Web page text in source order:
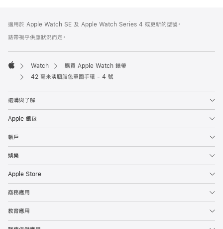
腳
腳
適用於 Apple Watch SE 及 Apple Watch Series 4 或更新的型號。
錶帶視乎供應狀況而定。
Apple
Watch
購買 Apple Watch 錶帶
42 毫米淡胭脂色單圈手環 - 4 號
選購與了解
Apple 銀包
帳戶
娛樂
Apple Store
商務應用
教育應用